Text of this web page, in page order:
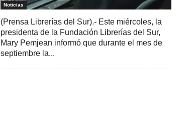
Noticias
(Prensa Librerías del Sur).- Este miércoles, la
presidenta de la Fundación Librerías del Sur,
Mary Pemjean informó que durante el mes de
septiembre la...